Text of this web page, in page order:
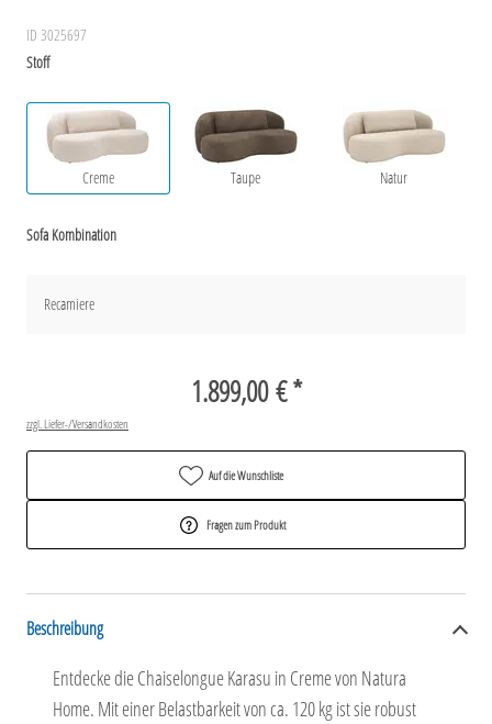
ID 3025697
Stoff
Creme Taupe Natur
Sofa Kombination
Recamiere
1.899,00 € *
zzgl. Liefer-/Versandkosten
Auf die Wunschliste
Fragen zum Produkt
Beschreibung
Entdecke die Chaiselongue Karasu in Creme von Natura
Home. Mit einer Belastbarkeit von ca. 120 kg ist sie robust